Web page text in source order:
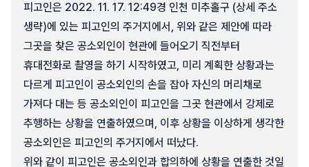
피고인은 2022. 11. 17. 12:49경 인천 미추홀구 (상세 주소
생략)에 있는 피고인의 주거지에서, 위와 같은 제안에 따라
그곳을 찾은 공소외인이 현관에 들어오기 직전부터
휴대전화로 촬영을 하기 시작하였고, 미리 계획한 상황과는
다르게 피고인이 공소외인의 손을 잡아 자신의 머리채로
가져다 대는 등 공소외인이 피고인을 그곳 현관에서 강제로
추행하는 상황을 연출하였으며, 이후 상황을 이상하게 생각한
공소외인은 피고인의 주거지에서 떠났다.
위와 같이 피고인은 공소외인과 합의하에 상황을 연출한 것일